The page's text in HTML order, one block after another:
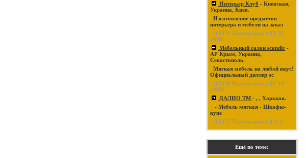
Интерьер Клуб - Киевская,
Украина, Киев.
Изготовление предметов
интерьера и мебели на заказ
(14974 Просмотров с 03-25-
2008)
Мебельный салон scandic -
АР Крым, Украина,
Севастополь.
Мягкая мебель на любой вкус!
Официальный диллер эс
(13346 Просмотров с 06-19-
2008)
ДАЛИО ТМ - , , Харьков.
- Мебель мягкая - Шкафы-
купе
(13272 Просмотров с 0-0-)
Ещё по теме: